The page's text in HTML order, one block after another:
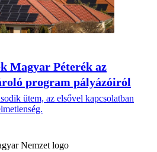
Magyar Péterék az
program pályázóiról
ütem, az elsővel kapcsolatban